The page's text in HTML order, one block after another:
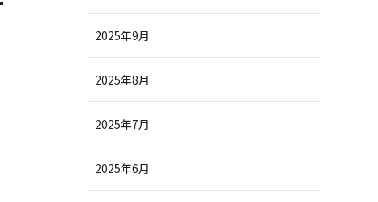
2025年9月
2025年8月
2025年7月
2025年6月